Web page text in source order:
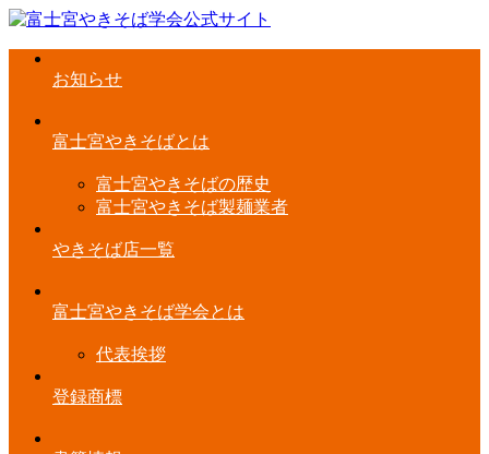
お知らせ
富士宮やきそばとは
富士宮やきそばの歴史
富士宮やきそば製麺業者
やきそば店一覧
富士宮やきそば学会とは
代表挨拶
登録商標